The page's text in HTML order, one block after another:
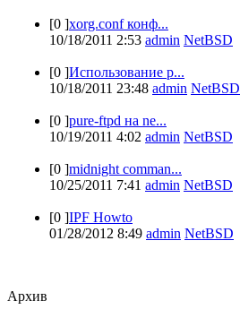
[0 ]xorg.conf конф...
10/18/2011 2:53 admin NetBSD
[0 ]Использование p...
10/18/2011 23:48 admin NetBSD
[0 ]pure-ftpd на ne...
10/19/2011 4:02 admin NetBSD
[0 ]midnight comman...
10/25/2011 7:41 admin NetBSD
[0 ]IPF Howto
01/28/2012 8:49 admin NetBSD
Архив